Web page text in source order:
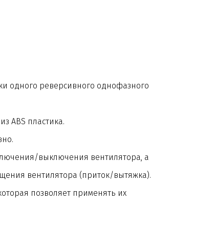
одного реверсивного однофазного
ABS пластика.
выключения вентилятора, а
вентилятора (приток/вытяжка).
позволяет применять их